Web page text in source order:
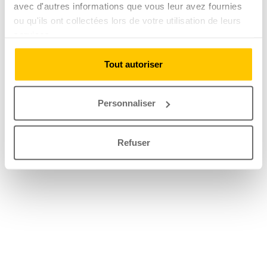
avec d'autres informations que vous leur avez fournies
ou qu'ils ont collectées lors de votre utilisation de leurs
Tout autoriser
Personnaliser
Refuser